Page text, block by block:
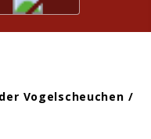
Vogelscheuchen /